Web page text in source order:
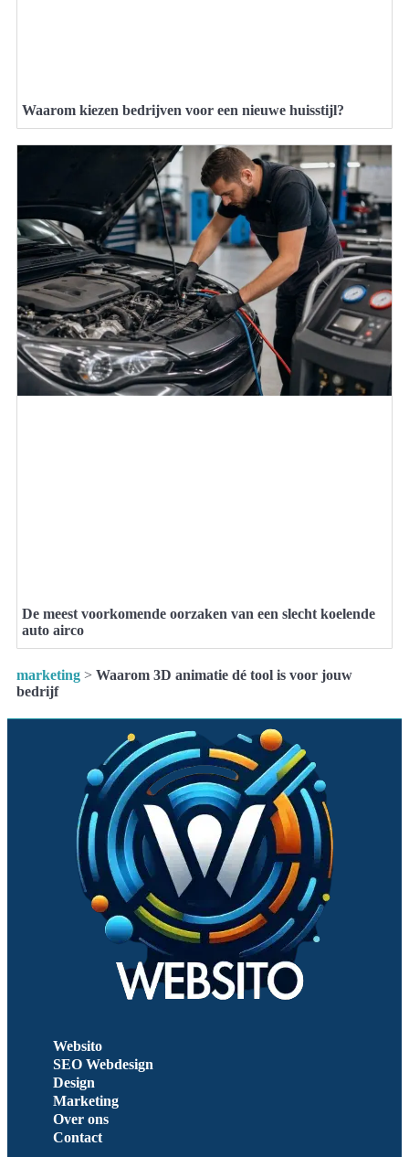
Waarom kiezen bedrijven voor een nieuwe huisstijl?
De meest voorkomende oorzaken van een slecht koelende
auto airco
marketing > Waarom 3D animatie dé tool is voor jouw
bedrijf
Websito
SEO Webdesign
Design
Marketing
Over ons
Contact